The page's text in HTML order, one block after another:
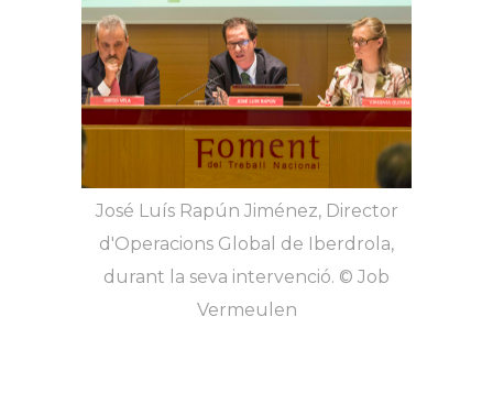
José Luís Rapún Jiménez, Director
d'Operacions Global de Iberdrola,
durant la seva intervenció. © Job
Vermeulen​